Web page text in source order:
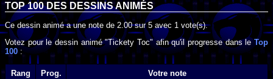
TOP 100 DESDESSINS ANIMÉS
Ce dessin animé a une note de 2.00sur5 avec 1 vote(s).
Votez pour le dessin animé "Tickety Toc" afin qu'il progresse dans leTop
100:
Rang Prog. Votre note